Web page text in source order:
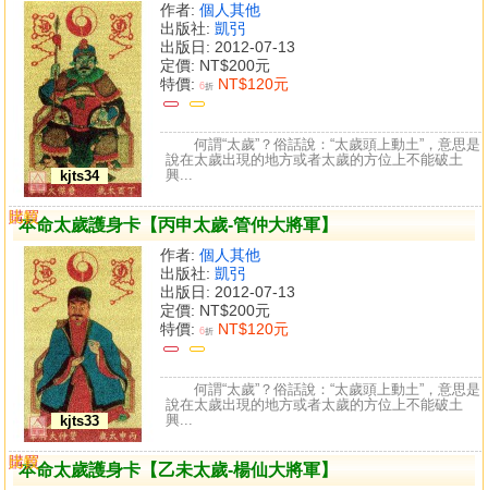
kjts34
作者: 個人其他
出版社: 凱弜
出版日: 2012-07-13
定價: NT$200元
特價: 6折 NT$120元
何謂“太歲”？俗話說：“太歲頭上動土”，意思是
說在太歲出現的地方或者太歲的方位上不能破土
興...
本命太歲護身卡【丙申太歲-管仲大將軍】
kjts33
作者: 個人其他
出版社: 凱弜
出版日: 2012-07-13
定價: NT$200元
特價: 6折 NT$120元
購買
比較
何謂“太歲”？俗話說：“太歲頭上動土”，意思是
說在太歲出現的地方或者太歲的方位上不能破土
興...
本命太歲護身卡【乙未太歲-楊仙大將軍】
購買
比較